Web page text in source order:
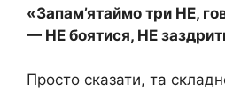
«Запам’ятаймо три НЕ,
— НЕ боятися, НЕ
Просто сказати, та